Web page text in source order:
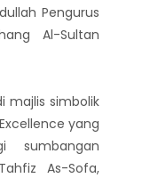
Pengurus
Al-Sultan
majlis simbolik
yang
sumbangan
As-Sofa,